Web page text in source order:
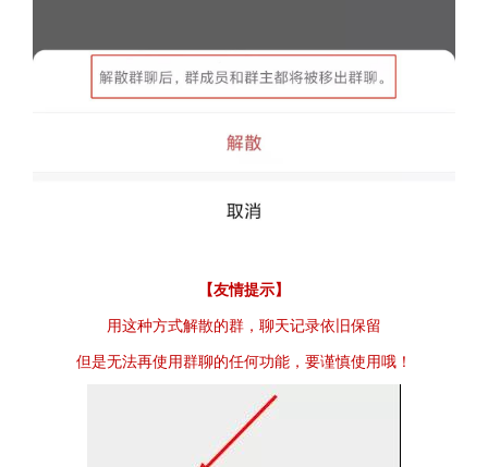
【友情提示】
用这种方式解散的群，聊天记录依旧保留
但是无法再使用群聊的任何功能，要谨慎使用哦！